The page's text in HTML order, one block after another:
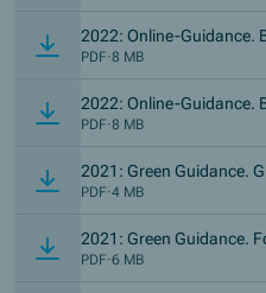
2022: Online-Guidance.
n Settings (DE)
PDF·8 MB
2022: Online-Guidance.
Settings (EN)
PDF·8 MB
2021: Green Guidance.
heidungen im Fokus (DE)
PDF·4 MB
2021: Green Guidance.
nd Career Pathways (EN)
PDF·6 MB